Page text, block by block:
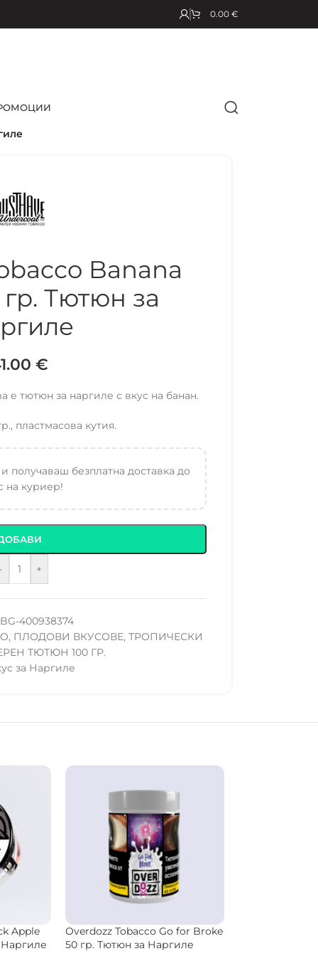
0.00 €
Banana
гр. Тютюн за
€
е тютюн за наргиле с вкус на банан.
пластмасова кутия.
получаваш безплатна доставка до
на куриер!
- +
400938374
, ПЛОДОВИ ВКУСОВЕ, ТРОПИЧЕСКИ
ТЮТЮН 100 ГР.
за Наргиле
за
SEBERO Tobacco Black Top 200
гр. Тютюн за Наргиле